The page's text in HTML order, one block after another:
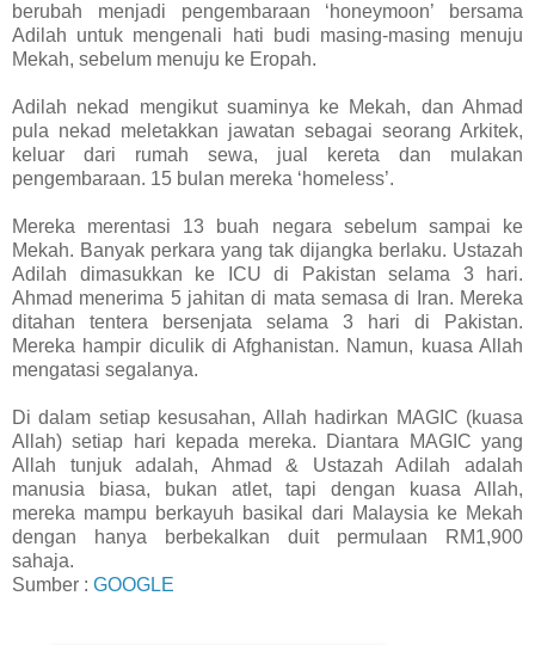
berubah menjadi pengembaraan ‘honeymoon’ bersama
Adilah untuk mengenali hati budi masing-masing menuju
Mekah, sebelum menuju ke Eropah.
Adilah nekad mengikut suaminya ke Mekah, dan Ahmad
pula nekad meletakkan jawatan sebagai seorang Arkitek,
keluar dari rumah sewa, jual kereta dan mulakan
pengembaraan. 15 bulan mereka ‘homeless’.
Mereka merentasi 13 buah negara sebelum sampai ke
Mekah. Banyak perkara yang tak dijangka berlaku. Ustazah
Adilah dimasukkan ke ICU di Pakistan selama 3 hari.
Ahmad menerima 5 jahitan di mata semasa di Iran. Mereka
ditahan tentera bersenjata selama 3 hari di Pakistan.
Mereka hampir diculik di Afghanistan. Namun, kuasa Allah
mengatasi segalanya.
Di dalam setiap kesusahan, Allah hadirkan MAGIC (kuasa
Allah) setiap hari kepada mereka. Diantara MAGIC yang
Allah tunjuk adalah, Ahmad & Ustazah Adilah adalah
manusia biasa, bukan atlet, tapi dengan kuasa Allah,
mereka mampu berkayuh basikal dari Malaysia ke Mekah
dengan hanya berbekalkan duit permulaan RM1,900
sahaja.
Sumber : GOOGLE